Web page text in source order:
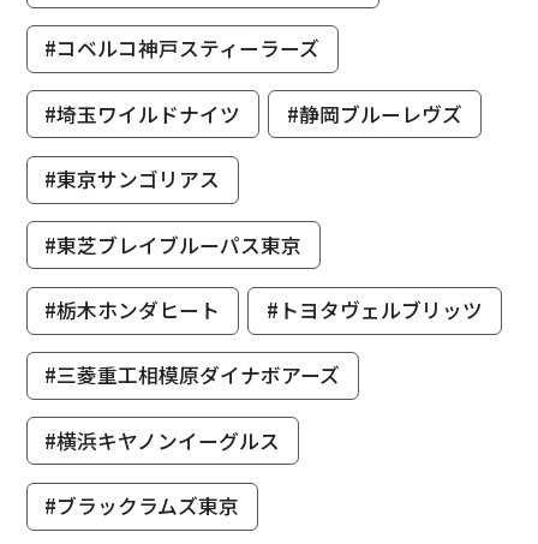
#コベルコ神戸スティーラーズ
#埼玉ワイルドナイツ #静岡ブルーレヴズ
#東京サンゴリアス
#東芝ブレイブルーパス東京
#栃木ホンダヒート #トヨタヴェルブリッツ
#三菱重工相模原ダイナボアーズ
#横浜キヤノンイーグルス
#ブラックラムズ東京